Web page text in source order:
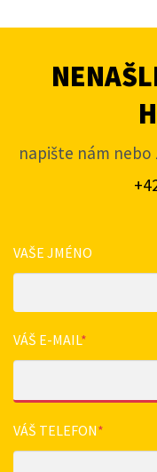
napište nám
VAŠE JMÉNO
VÁŠ E-MAIL*
VÁŠ TELEFON*